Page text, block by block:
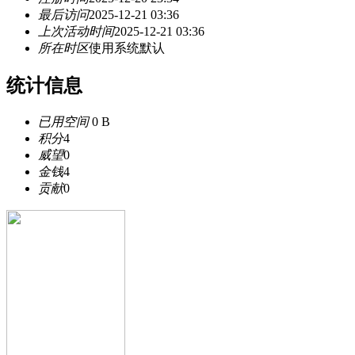
最后访问2025-12-21 03:36
上次活动时间2025-12-21 03:36
所在时区使用系统默认
统计信息
已用空间0 B
积分4
威望0
金钱4
贡献0